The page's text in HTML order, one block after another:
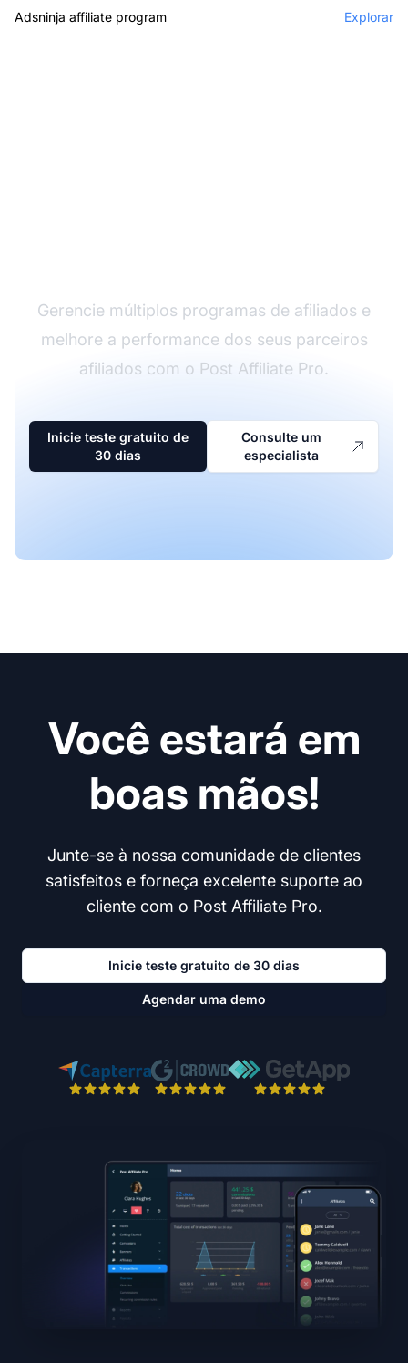
Adsninja affiliate program Explorar
Gerencie múltiplos programas de afiliados e
melhore a performance dos seus parceiros
afiliados com o Post Affiliate Pro.
Inicie teste gratuito de
30 dias
Consulte um
especialista
Você estará em
boas mãos!
Junte-se à nossa comunidade de clientes
satisfeitos e forneça excelente suporte ao
cliente com o Post Affiliate Pro.
Inicie teste gratuito de 30 dias
Agendar uma demo